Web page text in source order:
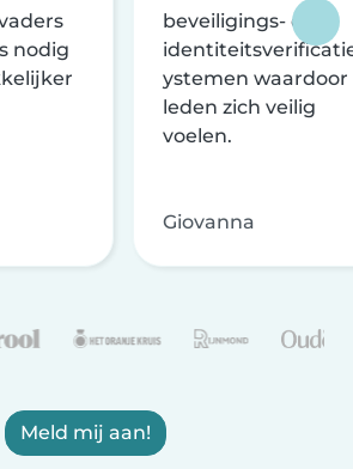
nodig
beveiligings- en
ystemen waardoor
leden zich veilig
voelen.
Giovanna
Meld mij aan!